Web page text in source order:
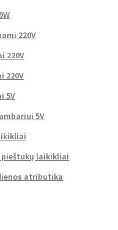
9W
220V
220V
220V
5V
5V
pieštukų laikikliai
atributika